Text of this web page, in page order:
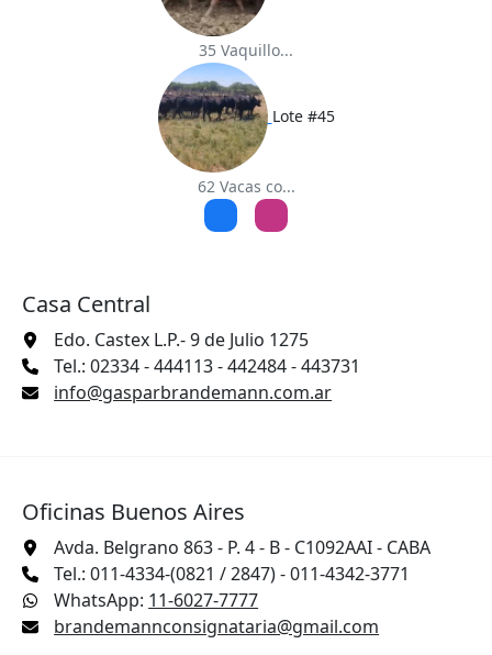
35 Vaquillo...
Lote #45
62 Vacas co...
Casa Central
Edo. Castex L.P.- 9 de Julio 1275
Tel.: 02334 - 444113 - 442484 - 443731
info@gasparbrandemann.com.ar
Oficinas Buenos Aires
Avda. Belgrano 863 - P. 4 - B - C1092AAI - CABA
Tel.: 011-4334-(0821 / 2847) - 011-4342-3771
WhatsApp: 11-6027-7777
brandemannconsignataria@gmail.com